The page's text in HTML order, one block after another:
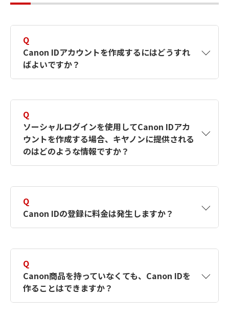
Q
Canon IDアカウントを作成するにはどうすれ
ばよいですか？
す。詳しい作成方法は【カメラ】Canon IDとは
何ですか？Canon IDの作成方法は？をご確認く
ださい。
Q
ソーシャルログインを使用してCanon IDアカ
ウントを作成する場合、キヤノンに提供される
のはどのような情報ですか？
択したサービスから取得します。アカウントを
簡単に作成できるように、この情報を使用して
Canon IDの登録フォームを入力します。
Q
Canon IDの登録に料金は発生しますか？
Q
Canon商品を持っていなくても、Canon IDを
作ることはできますか？